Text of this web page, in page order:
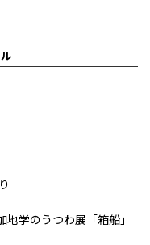
り
学のうつわ展「箱船」